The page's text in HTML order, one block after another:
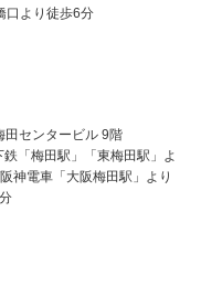
口より徒歩6分
センタービル 9階
「梅田駅」「東梅田駅」よ
神電車「大阪梅田駅」より